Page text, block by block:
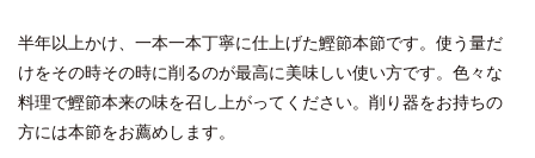
半年以上かけ、一本一本丁寧に仕上げた鰹節本節です。使う量だ
けをその時その時に削るのが最高に美味しい使い方です。色々な
料理で鰹節本来の味を召し上がってください。削り器をお持ちの
方には本節をお薦めします。